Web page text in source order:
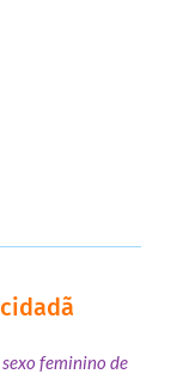
feminino de